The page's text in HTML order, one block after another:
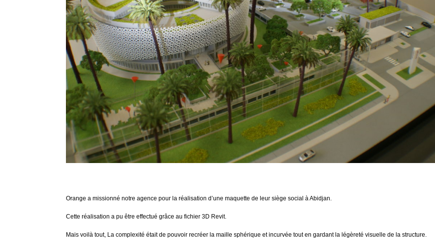
Orange a missionné notre agence pour la réalisation d’une maquette de leur siège social à Abidjan.
Cette réalisation a pu être effectué grâce au fichier 3D Revit.
Mais voilà tout, La complexité était de pouvoir recréer la maille sphérique et incurvée tout en gardant la légèreté visuelle de la structure.